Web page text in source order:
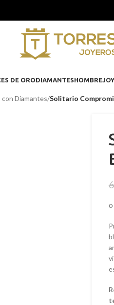
DE ORODIAMANTESHOMBRE
Diamantes/Solitario